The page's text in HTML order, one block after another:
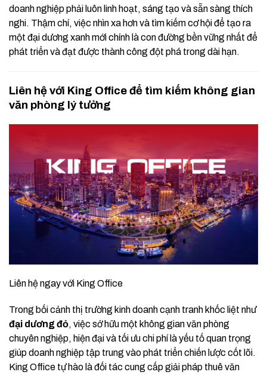
doanh nghiệp phải luôn linh hoạt, sáng tạo và sẵn sàng thích
nghi. Thậm chí, việc nhìn xa hơn và tìm kiếm cơ hội để tạo ra
một đại dương xanh mới chính là con đường bền vững nhất để
phát triển và đạt được thành công đột phá trong dài hạn.
Liên hệ với King Office để tìm kiếm không gian
văn phòng lý tưởng
Liên hệ ngay với King Office
Trong bối cảnh thị trường kinh doanh cạnh tranh khốc liệt như
đại dương đỏ, việc sở hữu một không gian văn phòng
chuyên nghiệp, hiện đại và tối ưu chi phí là yếu tố quan trọng
giúp doanh nghiệp tập trung vào phát triển chiến lược cốt lõi.
King Office tự hào là đối tác cung cấp giải pháp thuê văn